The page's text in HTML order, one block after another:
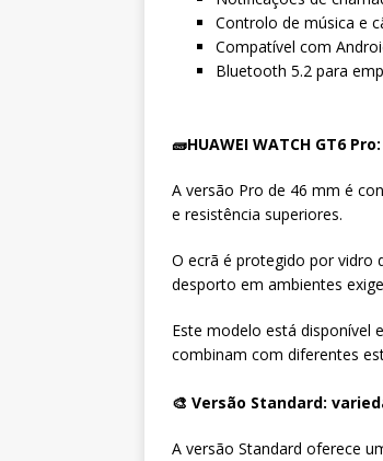
Controlo de música e
Compatível com
Bluetooth 5.2 para
🧱HUAWEI WATCH GT6
A versão Pro de 46 mm é
e resistência superiores.
O ecrã é protegido por vidro
desporto em ambientes
Este modelo está
combinam com diferentes
🎨 Versão Standard:
A versão Standard oferece